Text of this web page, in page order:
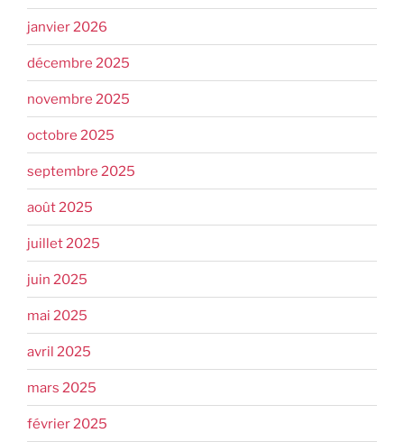
janvier 2026
décembre 2025
novembre 2025
octobre 2025
septembre 2025
août 2025
juillet 2025
juin 2025
mai 2025
avril 2025
mars 2025
février 2025